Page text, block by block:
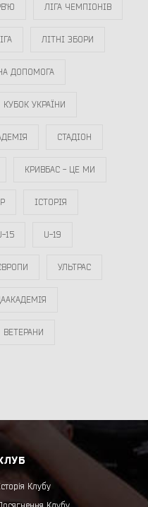
ЛІГА ЧЕМПІОНІВ
ЛІТНІ ЗБОРИ
ДОПОМОГА
КУБОК УКРАЇНИ
СТАДІОН
КРИВБАС - ЦЕ МИ
ІСТОРІЯ
15 U-19
УЛЬТРАС
ВЕТЕРАНИ
Клубу